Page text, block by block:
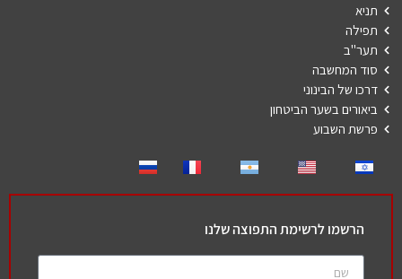
תניא
תפילה
תער"ב
סוד המחשבה
דרכו של הבינוני
ביאורים בשער הביטחון
פרשת השבוע
הרשמו לרשימת התפוצה שלנו